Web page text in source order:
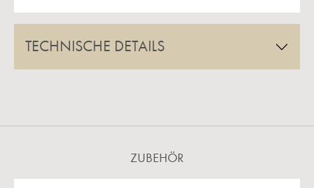
TECHNISCHE DETAILS
ZUBEHÖR